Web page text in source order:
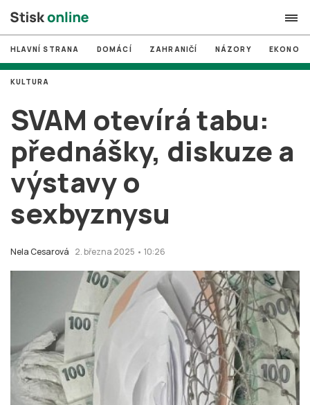
search
# MUNI
# Brno
# volby
login PŘIHLÁSIT SE
Zapomněli jste heslo?
HLAVNÍ STRANA DOMÁCÍ ZAHRANIČÍ NÁZORY
SVAM otevírá tabu:
přednášky, diskuze a
výstavy o
sexbyznysu
Nela Cesarová 2. března 2025 • 10:26
KULTURA